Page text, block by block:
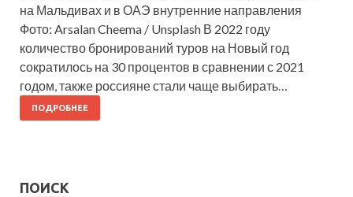
на Мальдивах и в ОАЭ внутренние направления
Фото: Arsalan Cheema / Unsplash В 2022 году
количество бронирований туров на Новый год
сократилось на 30 процентов в сравнении с 2021
годом, также россияне стали чаще выбирать…
ПОДРОБНЕЕ
ПОИСК